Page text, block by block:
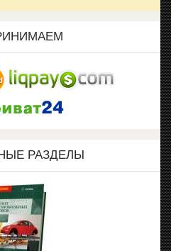
РАЗДЕЛЫ